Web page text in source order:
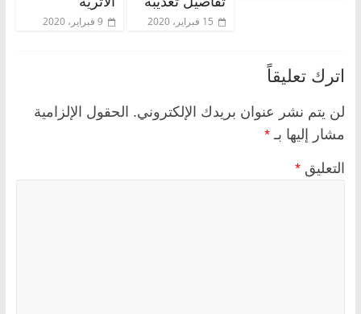
15 فبراير، 2020 9 فبراير، 2020
اترك تعليقاً
لن يتم نشر عنوان بريدك الإلكتروني. الحقول الإلزامية
مشار إليها بـ *
التعليق *